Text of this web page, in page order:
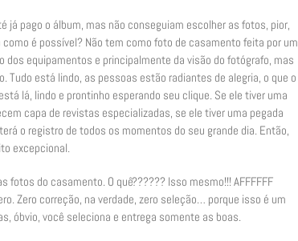
pago o álbum, mas não conseguiam escolher as fotos, pior,
é possível? Não tem como foto de casamento feita por um
dos equipamentos e principalmente da visão do fotógrafo, mas
Tudo está lindo, as pessoas estão radiantes de alegria, o que o
lá, lindo e prontinho esperando seu clique. Se ele tiver uma
capa de revistas especializadas, se ele tiver uma pegada
o registro de todos os momentos do seu grande dia. Então,
excepcional.
do casamento. O quê?????? Isso mesmo!!! AFFFFFF
Zero correção, na verdade, zero seleção… porque isso é um
óbvio, você seleciona e entrega somente as boas.